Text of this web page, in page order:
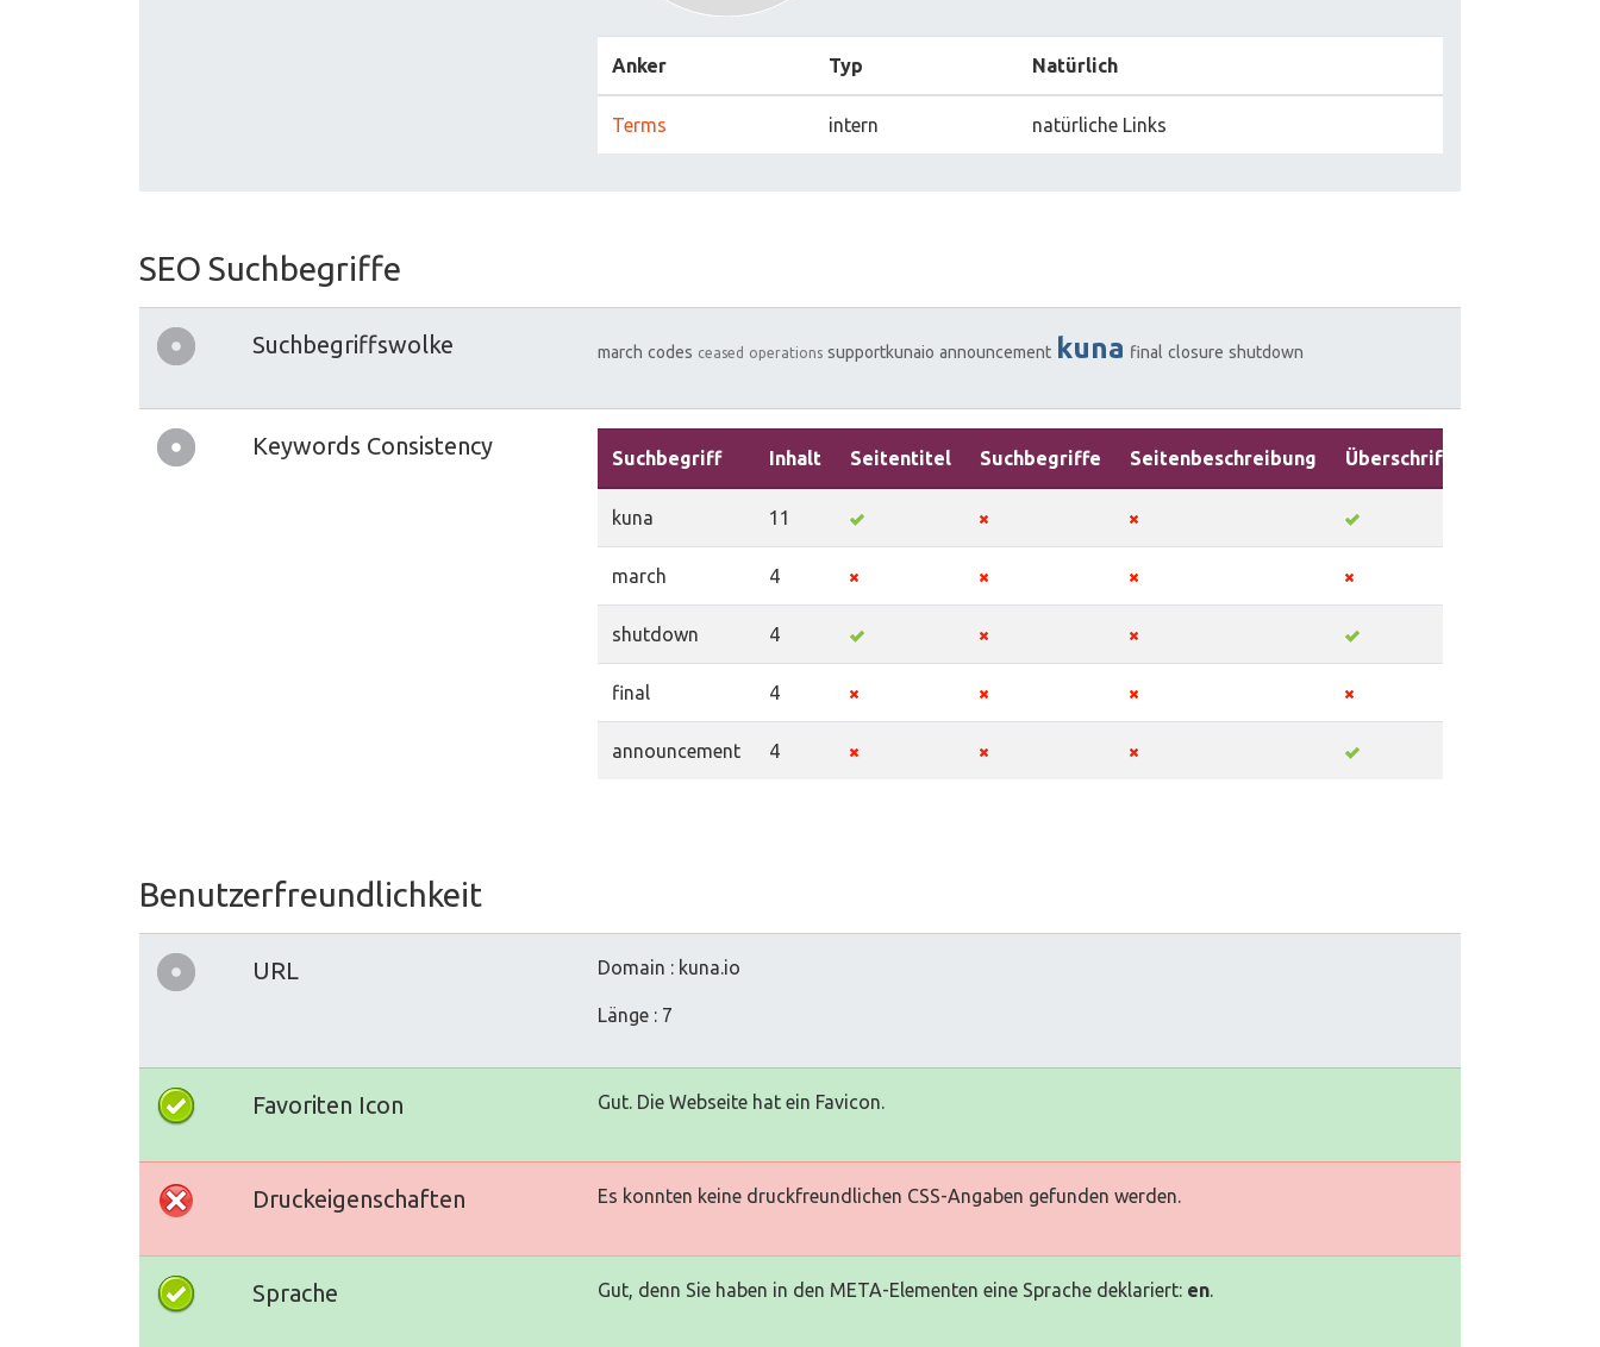
Anker Typ Natürlich
Terms intern natürliche Links
SEO Suchbegriffe
Suchbegriffswolke march codes ceased operations supportkunaio announcement kuna final closure shutdown
Keywords Consistency Suchbegriff Inhalt Seitentitel Suchbegriffe Seitenbeschreibung Überschriften
kuna 11
march 4
shutdown 4
final 4
announcement 4
Benutzerfreundlichkeit
URL Domain : kuna.io
Länge : 7
Favoriten Icon Gut. Die Webseite hat ein Favicon.
Druckeigenschaften Es konnten keine druckfreundlichen CSS-Angaben gefunden werden.
Sprache Gut, denn Sie haben in den META-Elementen eine Sprache deklariert: en.